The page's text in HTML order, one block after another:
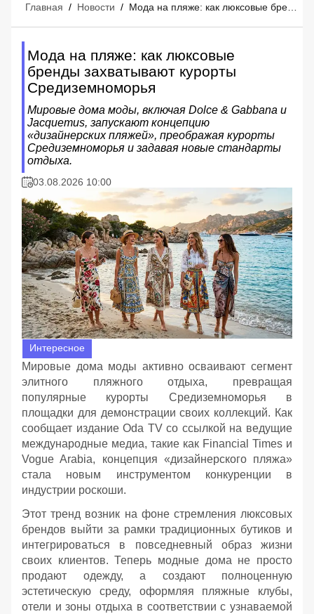
Главная / Новости /
Мода на пляже: как люксовые
бренды захватывают курорты
Средиземноморья
Мировые дома моды, включая Dolce & Gabbana и
Jacquemus, запускают концепцию
«дизайнерских пляжей», преображая курорты
Средиземноморья и задавая новые стандарты
отдыха.
03.08.2026 10:00
Интересное
Мировые дома моды активно осваивают сегмент
элитного пляжного отдыха, превращая
популярные курорты Средиземноморья в
площадки для демонстрации своих коллекций. Как
сообщает издание Oda TV со ссылкой на ведущие
международные медиа, такие как Financial Times и
Vogue Arabia, концепция «дизайнерского пляжа»
стала новым инструментом конкуренции в
индустрии роскоши.
Этот тренд возник на фоне стремления люксовых
брендов выйти за рамки традиционных бутиков и
интегрироваться в повседневный образ жизни
своих клиентов. Теперь модные дома не просто
продают одежду, а создают полноценную
эстетическую среду, оформляя пляжные клубы,
отели и зоны отдыха в соответствии с узнаваемой